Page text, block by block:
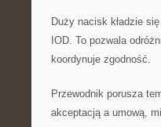
Duży nacisk kładzie
IOD. To pozwala
koordynuje zgodność.
Przewodnik porusza
akceptacją a umową,